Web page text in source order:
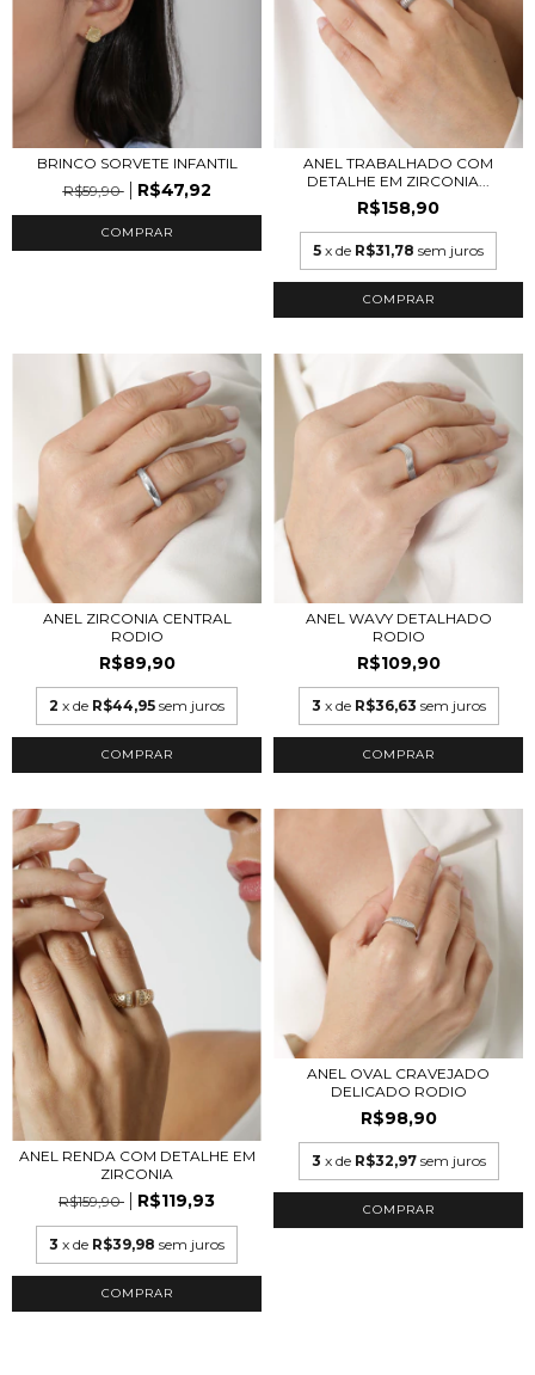
BRINCO SORVETE INFANTIL
R$59,90
R$47,92
COMPRAR
ANEL TRABALHADO COM
DETALHE EM ZIRCONIA...
R$158,90
5 x de R$31,78 sem juros
COMPRAR
ANEL ZIRCONIA CENTRAL
RODIO
R$89,90
2 x de R$44,95 sem juros
COMPRAR
ANEL WAVY DETALHADO
RODIO
R$109,90
3 x de R$36,63 sem juros
COMPRAR
ANEL RENDA COM DETALHE EM
ZIRCONIA
R$159,90
R$119,93
3 x de R$39,98 sem juros
COMPRAR
ANEL OVAL CRAVEJADO
DELICADO RODIO
R$98,90
3 x de R$32,97 sem juros
COMPRAR